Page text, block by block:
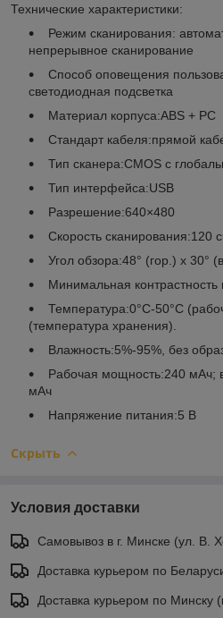
Технические характеристики:
Режим сканирования:
непрерывное сканирование
Способ оповещения
светодиодная подсветка
Материал корпуса:ABS + РС
Стандарт кабеля:прямой
Тип сканера:CMOS с
Тип интерфейса:USB
Разрешение:640×480
Скорость сканирования:120
Угол обзора:48° (гор.) х 30°
Минимальная контрастность
Температура:0°С-50°С
(температура хранения).
Влажность:5%-95%, без
Рабочая мощность:240 мАч;
мАч
Напряжение питания:5 В
Скрыть
Условия доставки
Самовывоз в г. Минске (ул. В.
Доставка курьером по
Доставка курьером по Минску